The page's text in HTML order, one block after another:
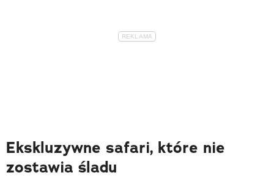
Ekskluzywne safari, które nie
zostawia śladu